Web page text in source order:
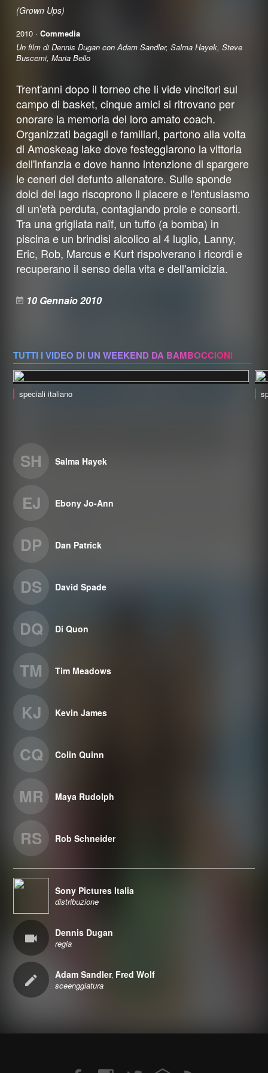
(Grown Ups)
2010 · Commedia
Un film di Dennis Dugan con Adam Sandler, Salma Hayek, Steve
Buscemi, Maria Bello
Trent'anni dopo il torneo che li vide vincitori sul
campo di basket, cinque amici si ritrovano per
onorare la memoria del loro amato coach.
Organizzati bagagli e familiari, partono alla volta
di Amoskeag lake dove festeggiarono la vittoria
dell'infanzia e dove hanno intenzione di spargere
le ceneri del defunto allenatore. Sulle sponde
dolci del lago riscoprono il piacere e l'entusiasmo
di un'età perduta, contagiando prole e consorti.
Tra una grigliata naïf, un tuffo (a bomba) in
piscina e un brindisi alcolico al 4 luglio, Lanny,
Eric, Rob, Marcus e Kurt rispolverano i ricordi e
recuperano il senso della vita e dell'amicizia.
10 Gennaio 2010
TUTTI I VIDEO DI UN WEEKEND DA BAMBOCCIONI
speciali italiano
SH Salma Hayek
EJ Ebony Jo-Ann
DP Dan Patrick
DS David Spade
DQ Di Quon
TM Tim Meadows
KJ Kevin James
CQ Colin Quinn
MR Maya Rudolph
RS Rob Schneider
Sony Pictures Italia
distribuzione
Dennis Dugan
regia
Adam Sandler, Fred Wolf
sceenggiatura